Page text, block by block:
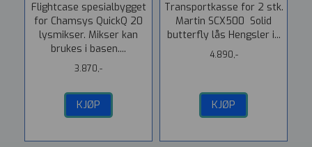
Flightcase spesialbygget
for Chamsys QuickQ 20
lysmikser. Mikser kan
brukes i basen....
3.870,-
KJØP
Transportkasse for 2 stk.
Martin SCX500 Solid
butterfly lås Hengsler i...
4.890,-
KJØP